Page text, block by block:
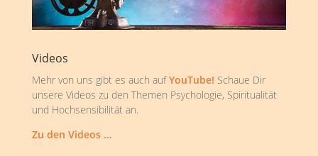
Videos
Mehr von uns gibt es auch aufYouTube! Schaue Dir
unsere Videos zu den Themen Psychologie, Spiritualität
und Hochsensibilität an.
Zu den Videos …